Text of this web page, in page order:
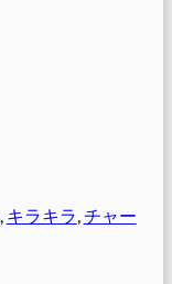
, キラキラ, チャー